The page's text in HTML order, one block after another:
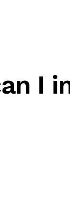
I